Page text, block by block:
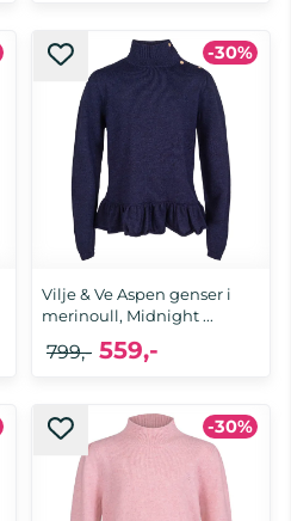
-30%
Vilje & Ve Aspen genser i
merinoull, Midnight ...
559,-
799,-
-30%